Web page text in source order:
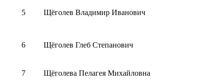
5 Щёголев Владимир Иванович
6 Щёголев Глеб Степанович
7 Щёголева Пелагея Михайловна